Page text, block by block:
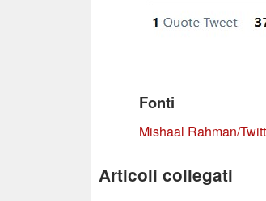
Fonti
Mishaal Rahman/
Articoli collegati